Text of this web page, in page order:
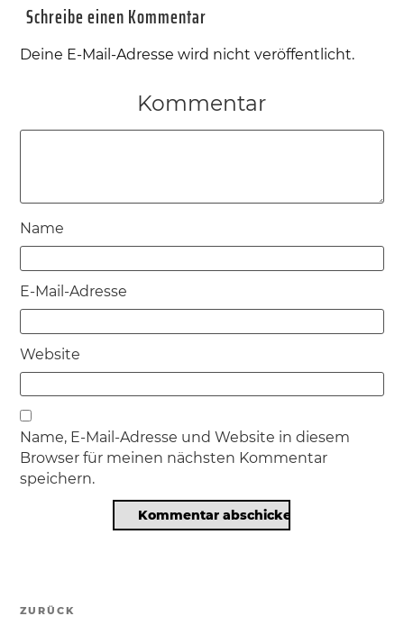
Schreibe einen Kommentar
Deine E-Mail-Adresse wird nicht veröffentlicht.
Kommentar
Name
E-Mail-Adresse
Website
Name, E-Mail-Adresse und Website in diesem
Browser für meinen nächsten Kommentar
speichern.
Beitragsnavigation
Vorheriger
ZURÜCK